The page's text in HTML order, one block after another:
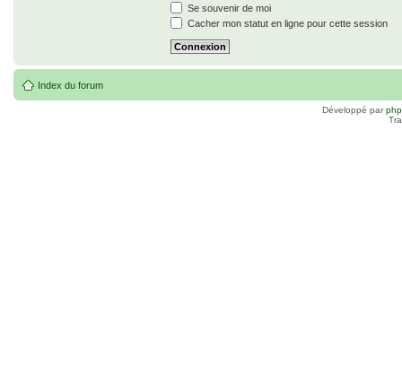
Se souvenir de moi
Cacher mon statut en ligne pour cette session
Index du forum
Développé par